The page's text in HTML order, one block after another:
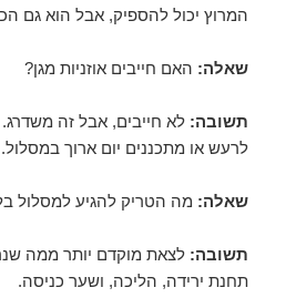
המרוץ יכול להספיק, אבל הוא גם
שאלה: האם חייבים אוזניות מגן?
תשובה: לא חייבים, אבל זה
לרעש או מתכננים יום ארוך במסלול.
שאלה: מה הטריק להגיע למסלול
תשובה: לצאת מוקדם יותר ממה
תחנת ירידה, הליכה, ושער כניסה.